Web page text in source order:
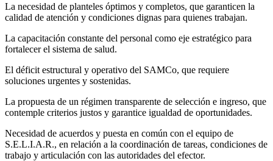
La necesidad de planteles óptimos y completos, que garanticen la
calidad de atención y condiciones dignas para quienes trabajan.
La capacitación constante del personal como eje estratégico para
fortalecer el sistema de salud.
El déficit estructural y operativo del SAMCo, que requiere
soluciones urgentes y sostenidas.
La propuesta de un régimen transparente de selección e ingreso, que
contemple criterios justos y garantice igualdad de oportunidades.
Necesidad de acuerdos y puesta en común con el equipo de
S.E.L.I.A.R., en relación a la coordinación de tareas, condiciones de
trabajo y articulación con las autoridades del efector.